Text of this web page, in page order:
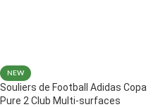
NEW
Souliers de Football Adidas Copa
Pure 2 Club Multi-surfaces